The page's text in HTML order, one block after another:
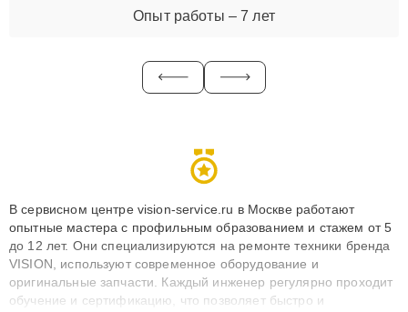
Опыт работы – 7 лет
В сервисном центре vision-service.ru в Москве работают
опытные мастера с профильным образованием и стажем от 5
до 12 лет. Они специализируются на ремонте техники бренда
VISION, используют современное оборудование и
оригинальные запчасти. Каждый инженер регулярно проходит
обучение и сертификацию, что позволяет быстро и